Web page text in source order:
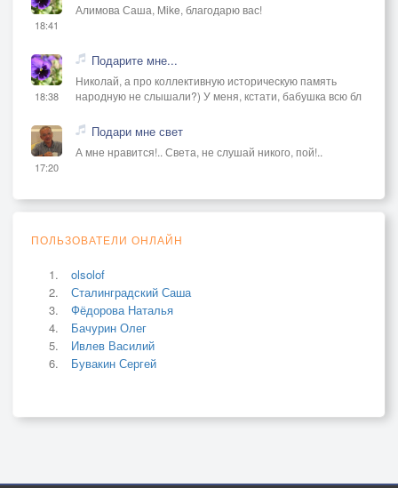
18:41
Алимова Саша, Mike, благодарю вас!
18:38
Подарите мне...
Николай, а про коллективную историческую память
народную не слышали?) У меня, кстати, бабушка всю бл
17:20
Подари мне свет
А мне нравится!.. Света, не слушай никого, пой!..
ПОЛЬЗОВАТЕЛИ ОНЛАЙН
olsolof
Сталинградский Саша
Фёдорова Наталья
Бачурин Олег
Ивлев Василий
Бувакин Сергей